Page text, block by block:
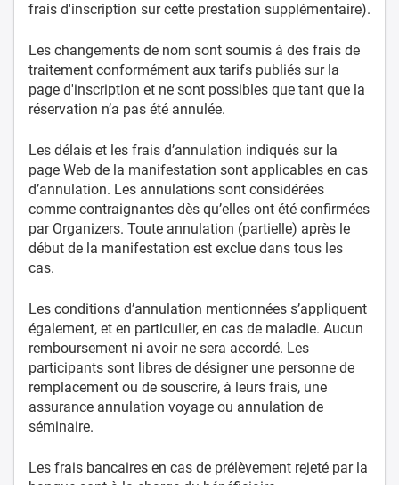
frais d'inscription sur cette prestation supplémentaire).
Les changements de nom sont soumis à des frais de
traitement conformément aux tarifs publiés sur la
page d'inscription et ne sont possibles que tant que la
réservation n’a pas été annulée.
Les délais et les frais d’annulation indiqués sur la
page Web de la manifestation sont applicables en cas
d’annulation. Les annulations sont considérées
comme contraignantes dès qu’elles ont été confirmées
par Organizers. Toute annulation (partielle) après le
début de la manifestation est exclue dans tous les
cas.
Les conditions d’annulation mentionnées s’appliquent
également, et en particulier, en cas de maladie. Aucun
remboursement ni avoir ne sera accordé. Les
participants sont libres de désigner une personne de
remplacement ou de souscrire, à leurs frais, une
assurance annulation voyage ou annulation de
séminaire.
Les frais bancaires en cas de prélèvement rejeté par la